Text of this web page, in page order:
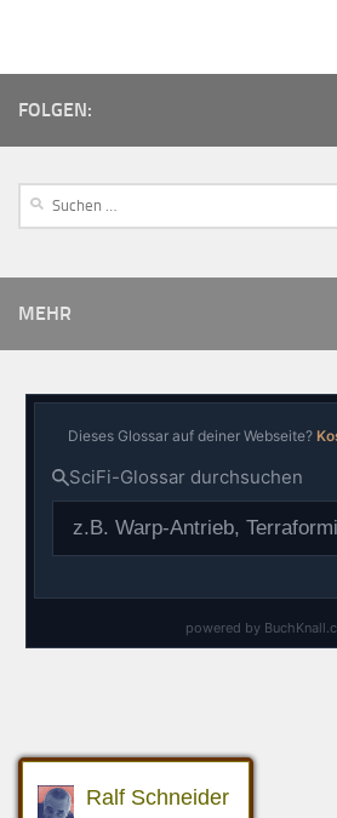
FOLGEN:
MEHR